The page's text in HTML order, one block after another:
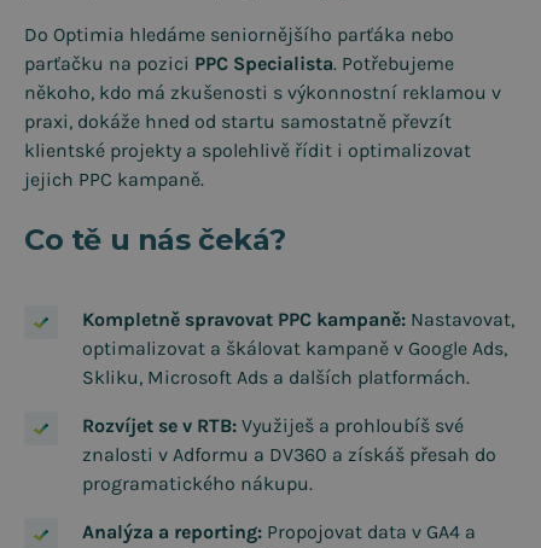
Do Optimia hledáme seniornějšího parťáka nebo
parťačku na pozici PPC Specialista. Potřebujeme
někoho, kdo má zkušenosti s výkonnostní reklamou v
praxi, dokáže hned od startu samostatně převzít
klientské projekty a spolehlivě řídit i optimalizovat
jejich PPC kampaně.
Co tě u nás čeká?
Kompletně spravovat PPC kampaně: Nastavovat,
optimalizovat a škálovat kampaně v Google Ads,
Skliku, Microsoft Ads a dalších platformách.
Rozvíjet se v RTB: Využiješ a prohloubíš své
znalosti v Adformu a DV360 a získáš přesah do
programatického nákupu.
Analýza a reporting: Propojovat data v GA4 a